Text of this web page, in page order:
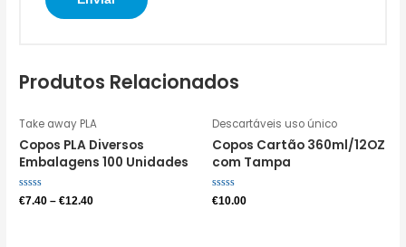
Produtos Relacionados
Take away PLA
Copos PLA Diversos
Embalagens 100 Unidades
Avaliação
0
€7.40 –€12.40
Descartáveis uso único
Copos Cartão 360ml/12OZ
com Tampa
Avaliação
0
€10.00